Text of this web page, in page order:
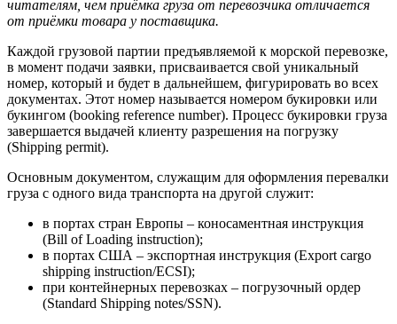
читателям, чем приёмка груза от перевозчика отличается
от приёмки товара у поставщика.
Каждой грузовой партии предъявляемой к морской перевозке,
в момент подачи заявки, присваивается свой уникальный
номер, который и будет в дальнейшем, фигурировать во всех
документах. Этот номер называется номером букировки или
букингом (booking reference number). Процесс букировки груза
завершается выдачей клиенту разрешения на погрузку
(Shipping permit).
Основным документом, служащим для оформления перевалки
груза с одного вида транспорта на другой служит:
в портах стран Европы – коносаментная инструкция
(Bill of Loading instruction);
в портах США – экспортная инструкция (Export cargo
shipping instruction/ECSI);
при контейнерных перевозках – погрузочный ордер
(Standard Shipping notes/SSN).